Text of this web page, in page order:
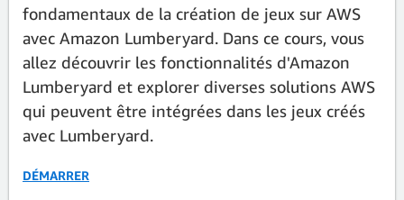
fondamentaux de la création de jeux sur AWS
avec Amazon Lumberyard. Dans ce cours, vous
allez découvrir les fonctionnalités d'Amazon
Lumberyard et explorer diverses solutions AWS
qui peuvent être intégrées dans les jeux créés
avec Lumberyard.
DÉMARRER